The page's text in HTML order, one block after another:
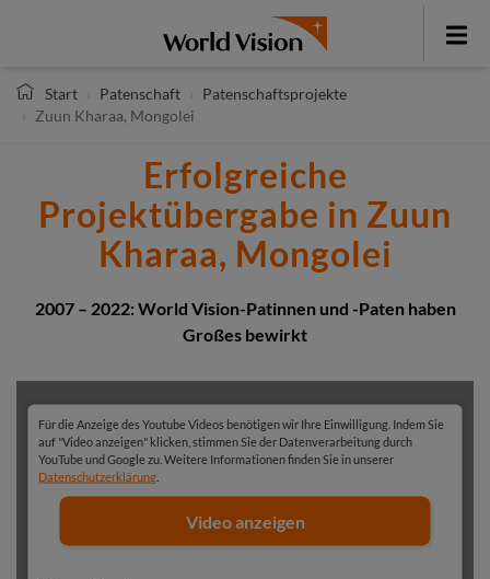
Toggle
Start
Patenschaft
Patenschaftsprojekte
Zuun Kharaa, Mongolei
Erfolgreiche
Projektübergabe in Zuun
Kharaa, Mongolei
2007 – 2022: World Vision-Patinnen und -Paten haben
Großes bewirkt
Für die Anzeige des Youtube Videos benötigen wir Ihre Einwilligung. Indem Sie
auf "Video anzeigen" klicken, stimmen Sie der Datenverarbeitung durch
YouTube und Google zu. Weitere Informationen finden Sie in unserer
Datenschutzerklärung
Video anzeigen